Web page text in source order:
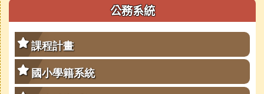
公務系統
課程計畫
國小學籍系統